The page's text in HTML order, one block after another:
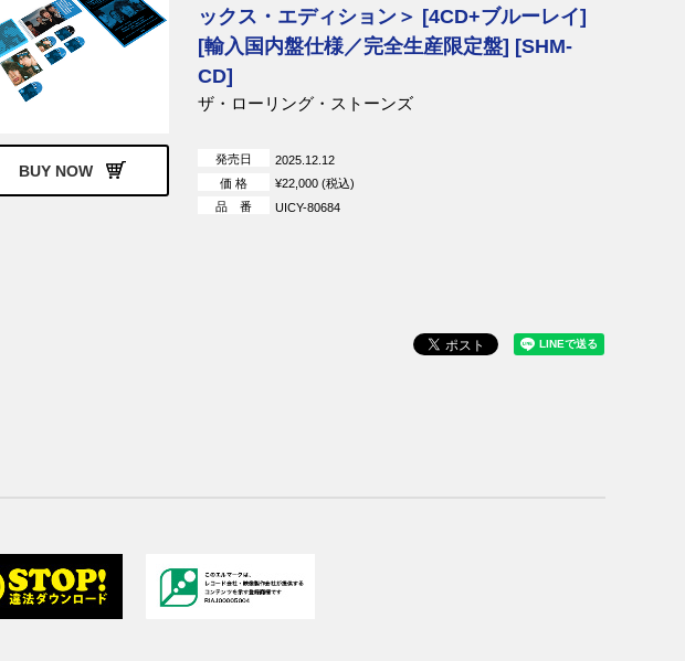
BUY NOW
ックス・エディション＞ [4CD+ブルーレイ]
[輸入国内盤仕様／完全生産限定盤] [SHM-
CD]
ザ・ローリング・ストーンズ
発売日
2025.12.12
価 格
¥22,000 (税込)
品 番
UICY-80684